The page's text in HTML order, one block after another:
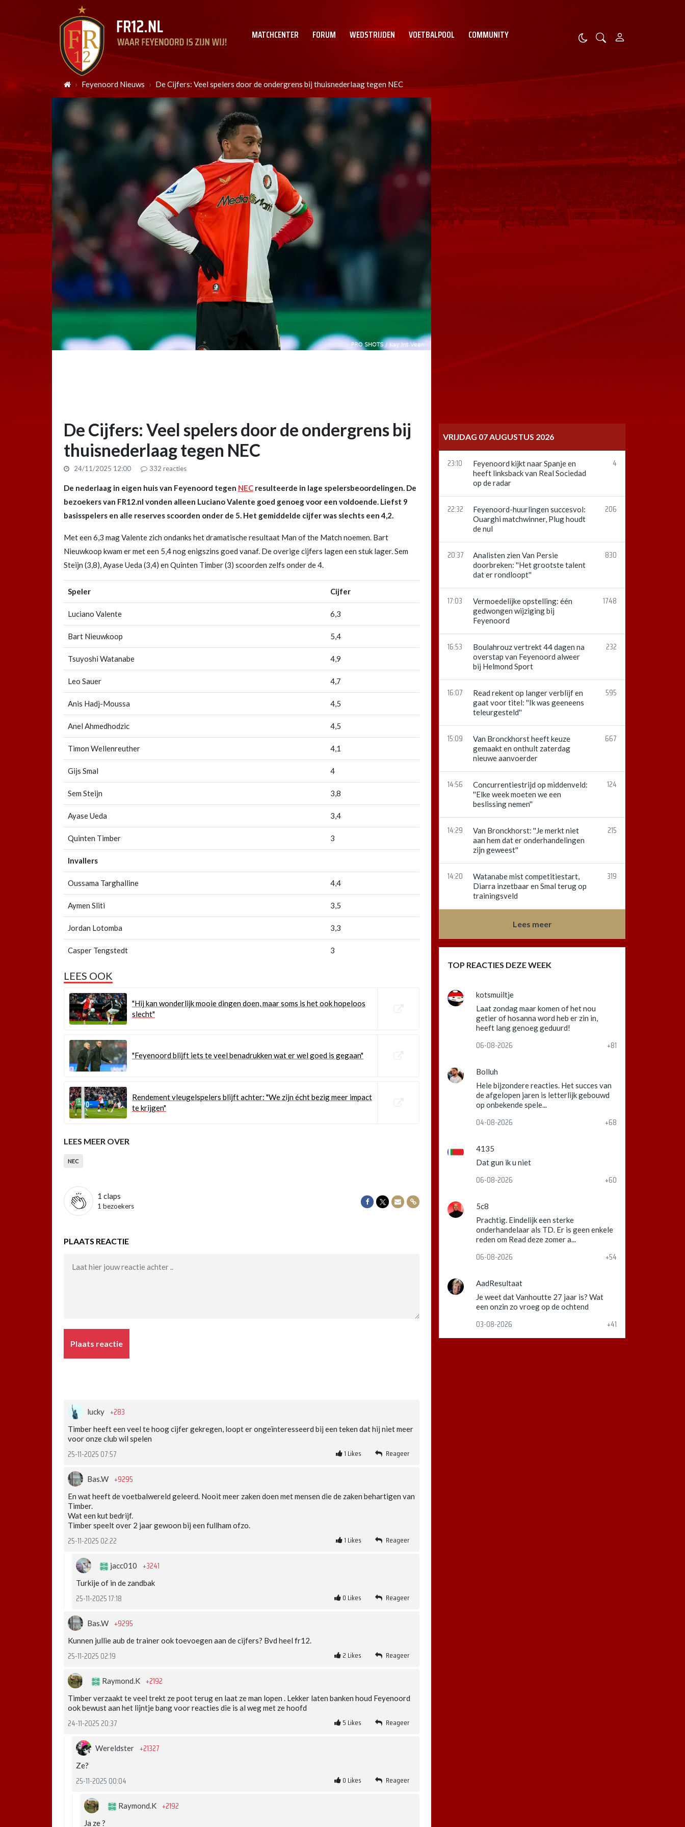
MATCHCENTER FORUM WEDSTRIJDEN VOETBALPOOL COMMUNITY
Feyenoord Nieuws De Cijfers: Veel spelers door de ondergrens bij thuisnederlaag tegen NEC
De Cijfers: Veel spelers door de ondergrens bij
thuisnederlaag tegen NEC
24/11/2025 12:00 332 reacties
De nederlaag in eigen huis van Feyenoord tegen NEC resulteerde in lage spelersbeoordelingen. De
bezoekers van FR12.nl vonden alleen Luciano Valente goed genoeg voor een voldoende. Liefst 9
basisspelers en alle reserves scoorden onder de 5. Het gemiddelde cijfer was slechts een 4,2.
Met een 6,3 mag Valente zich ondanks het dramatische resultaat Man of the Match noemen. Bart
Nieuwkoop kwam er met een 5,4 nog enigszins goed vanaf. De overige cijfers lagen een stuk lager. Sem
Steijn (3,8), Ayase Ueda (3,4) en Quinten Timber (3) scoorden zelfs onder de 4.
Speler Cijfer
Luciano Valente 6,3
Bart Nieuwkoop 5,4
Tsuyoshi Watanabe 4,9
Leo Sauer 4,7
Anis Hadj-Moussa 4,5
Anel Ahmedhodzic 4,5
Timon Wellenreuther 4,1
Gijs Smal 4
Sem Steijn 3,8
Ayase Ueda 3,4
Quinten Timber 3
Invallers
Oussama Targhalline 4,4
Aymen Sliti 3,5
Jordan Lotomba 3,3
Casper Tengstedt 3
LEES OOK
"Hij kan wonderlijk mooie dingen doen, maar soms is het ook hopeloos
slecht"
"Feyenoord blijft iets te veel benadrukken wat er wel goed is gegaan"
Rendement vleugelspelers blijft achter: "We zijn écht bezig meer impact
te krijgen"
LEES MEER OVER
NEC
1 claps
1 bezoekers
Delen op Facebook
Delen op Twitter
Delen via Mail
Delen via link
PLAATS REACTIE
Plaats reactie
lucky +283
Timber heeft een veel te hoog cijfer gekregen, loopt er ongeïnteresseerd bij een teken dat hij niet meer
voor onze club wil spelen
25-11-2025 07:57 1 Likes Reageer
Bas.W +9295
En wat heeft de voetbalwereld geleerd. Nooit meer zaken doen met mensen die de zaken behartigen van
Timber.
Wat een kut bedrijf.
Timber speelt over 2 jaar gewoon bij een fullham ofzo.
25-11-2025 02:22 1 Likes Reageer
jacc010 +3241
Turkije of in de zandbak
25-11-2025 17:18 0 Likes Reageer
Bas.W +9295
Kunnen jullie aub de trainer ook toevoegen aan de cijfers? Bvd heel fr12.
25-11-2025 02:19 2 Likes Reageer
Raymond.K +2192
Timber verzaakt te veel trekt ze poot terug en laat ze man lopen . Lekker laten banken houd Feyenoord
ook bewust aan het lijntje bang voor reacties die is al weg met ze hoofd
24-11-2025 20:37 5 Likes Reageer
Wereldster +21327
Ze?
25-11-2025 00:04 0 Likes Reageer
Raymond.K +2192
Ja ze ?
VRIJDAG 07 AUGUSTUS 2026
23:10
Feyenoord kijkt naar Spanje en
heeft linksback van Real Sociedad
op de radar
4
22:32
Feyenoord-huurlingen succesvol:
Ouarghi matchwinner, Plug houdt
de nul
206
20:37
Analisten zien Van Persie
doorbreken: ''Het grootste talent
dat er rondloopt''
830
17:03
Vermoedelijke opstelling: één
gedwongen wijziging bij
Feyenoord
1748
16:53
Boulahrouz vertrekt 44 dagen na
overstap van Feyenoord alweer
bij Helmond Sport
232
16:07
Read rekent op langer verblijf en
gaat voor titel: ''Ik was geeneens
teleurgesteld''
595
15:09
Van Bronckhorst heeft keuze
gemaakt en onthult zaterdag
nieuwe aanvoerder
667
14:56
Concurrentiestrijd op middenveld:
''Elke week moeten we een
beslissing nemen''
124
14:29
Van Bronckhorst: ''Je merkt niet
aan hem dat er onderhandelingen
zijn geweest''
215
14:20
Watanabe mist competitiestart,
Diarra inzetbaar en Smal terug op
trainingsveld
319
Lees meer
TOP REACTIES DEZE WEEK
kotsmuiltje
Laat zondag maar komen of het nou
getier of hosanna word heb er zin in,
heeft lang genoeg geduurd!
06-08-2026 +81
Bolluh
Hele bijzondere reacties. Het succes van
de afgelopen jaren is letterlijk gebouwd
op onbekende spele...
04-08-2026 +68
4135
Dat gun ik u niet
06-08-2026 +60
5c8
Prachtig. Eindelijk een sterke
onderhandelaar als TD. Er is geen enkele
reden om Read deze zomer a...
06-08-2026 +54
AadResultaat
Je weet dat Vanhoutte 27 jaar is? Wat
een onzin zo vroeg op de ochtend
03-08-2026 +41